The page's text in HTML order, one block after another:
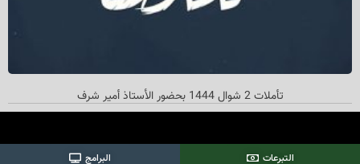
تأملات 2 شوال 1444 بحضور الأستاذ أمیر شرف
التبرعات البرامج